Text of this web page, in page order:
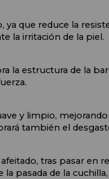
que reduce la
la irritación de la piel.
la estructura de la
y limpio,
también el
tras pasar en
pasada de la